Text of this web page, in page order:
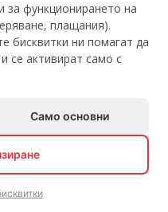
EVENTBOOK SRL.
за функционирането на
плащания).
бисквитки ни помагат да
се активират само с
Само основни